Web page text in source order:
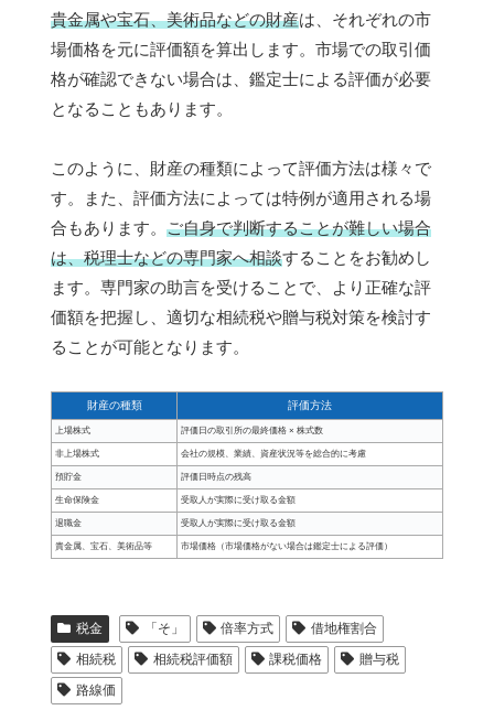
貴金属や宝石、美術品などの財産は、それぞれの市
場価格を元に評価額を算出します。市場での取引価
格が確認できない場合は、鑑定士による評価が必要
となることもあります。
このように、財産の種類によって評価方法は様々で
す。また、評価方法によっては特例が適用される場
合もあります。 ご自身で判断することが難しい場合
は、税理士などの専門家へ相談することをお勧めし
ます。専門家の助言を受けることで、より正確な評
価額を把握し、適切な相続税や贈与税対策を検討す
ることが可能となります。
財産の種類 評価方法
上場株式 評価日の取引所の最終価格 × 株式数
非上場株式 会社の規模、業績、資産状況等を総合的に考慮
預貯金 評価日時点の残高
生命保険金 受取人が実際に受け取る金額
退職金 受取人が実際に受け取る金額
貴金属、宝石、美術品等 市場価格（市場価格がない場合は鑑定士による評価）
税金 「そ」 倍率方式
借地権割合
相続税
相続税評価額 課税価格
贈与税
路線価